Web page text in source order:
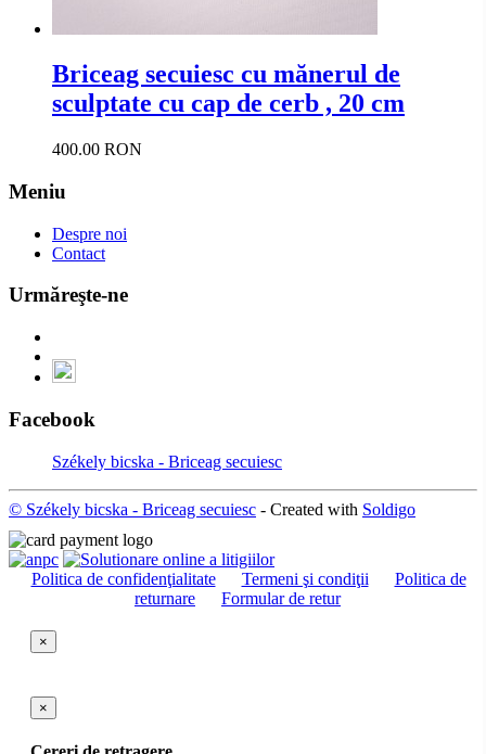
Briceag secuiesc cu mănerul de
sculptate cu cap de cerb , 20 cm
400.00 RON
Meniu
Despre noi
Contact
Urmăreşte-ne
Facebook
Székely bicska - Briceag secuiesc
© Székely bicska - Briceag secuiesc - Created with Soldigo
Politica de confidenţialitate Termeni şi condiţii
Politica de
returnare
Formular de retur
×
×